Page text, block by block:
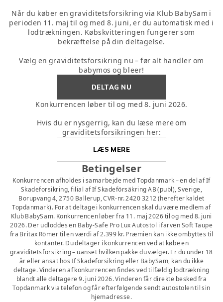
Når du køber en graviditetsforsikring via Klub BabySam i
perioden 11. maj til og med 8. juni, er du automatisk med i
lodtrækningen. Købskvitteringen fungerer som
bekræftelse på din deltagelse.
Vælg en graviditetsforsikring nu – før alt handler om
babymos og bleer!
DELTAG NU
Konkurrencen løber til og med 8. juni 2026.
Hvis du er nysgerrig, kan du læse mere om
graviditetsforsikringen her:
LÆS MERE
Betingelser
Konkurrencen afholdes i samarbejde med Topdanmark – en del af If
Skadeforsikring, filial af If Skadeförsäkring AB (publ), Sverige,
Borupvang 4, 2750 Ballerup, CVR-nr. 2420 3212 (herefter kaldet
Topdanmark). For at deltage i konkurrencen skal du være medlem af
Klub BabySam. Konkurrencen løber fra 11. maj 2026 til og med 8. juni
2026. Der udloddes en Baby-Safe Pro Lux Autostol i farven Soft Taupe
fra Britax Römer til en værdi af 2.399 kr. Præmien kan ikke ombyttes til
kontanter. Du deltager i konkurrencen ved at købe en
graviditetsforsikring – uanset hvilken pakke du vælger. Er du under 18
år eller ansat hos If Skadeforsikring eller BabySam, kan du ikke
deltage. Vinderen af konkurrencen findes ved tilfældig lodtrækning
blandt alle deltagere 9. juni 2026. Vinderen får direkte besked fra
Topdanmark via telefon og får efterfølgende sendt autostolen til sin
hjemadresse.